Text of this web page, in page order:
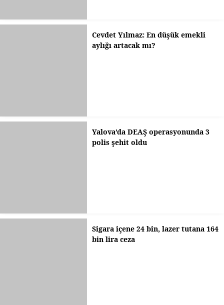
Cevdet Yılmaz: En düşük emekli
aylığı artacak mı?
Yalova’da DEAŞ operasyonunda 3
polis şehit oldu
Sigara içene 24 bin, lazer tutana 164
bin lira ceza